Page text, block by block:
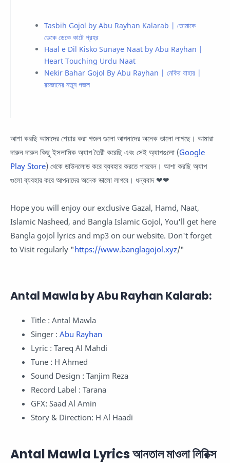
Tasbih Gojol by Abu Rayhan Kalarab | তোমাকে
ডেকে ডেকে কাটে প্রহর
Haal e Dil Kisko Sunaye Naat by Abu Rayhan |
Heart Touching Urdu Naat
Nekir Bahar Gojol By Abu Rayhan | নেকির বাহার |
রমজানের নতুন গজল
আশা করছি আমাদের শেয়ার করা গজল গুলো আপনাদের অনেক ভালো লাগছে। আমারা
দারুন দারুন কিছু ইসলামিক অ্যাপ তৈরী করেছি এবং সেই অ্যাপগুলো (Google
Play Store) থেকে ডাউনলোড করে ব্যবহার করতে পারবেন। আশা করছি অ্যাপ
গুলো ব্যবহার করে আপনাদের অনেক ভালো লাগবে। ধন্যবাদ ❤❤
Hope you will enjoy our exclusive Gazal, Hamd, Naat,
Islamic Nasheed, and Bangla Islamic Gojol, You'll get here
Bangla gojol lyrics and mp3 on our website. Don't forget
to Visit regularly "https://www.banglagojol.xyz/"
Antal Mawla by Abu Rayhan Kalarab:
Title : Antal Mawla
Singer : Abu Rayhan
Lyric : Tareq Al Mahdi
Tune : H Ahmed
Sound Design : Tanjim Reza
Record Label : Tarana
GFX: Saad Al Amin
Story & Direction: H Al Haadi
Antal Mawla Lyrics আনতাল মাওলা লিরিক্স